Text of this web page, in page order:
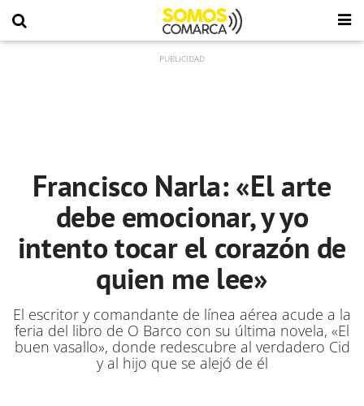
Francisco Narla: «El arte
debe emocionar, y yo
intento tocar el corazón de
quien me lee»
El escritor y comandante de línea aérea acude a la
feria del libro de O Barco con su última novela, «El
buen vasallo», donde redescubre al verdadero Cid
y al hijo que se alejó de él